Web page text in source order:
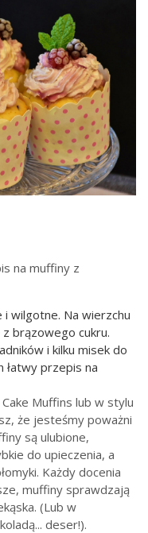
na muffiny z
i wilgotne. Na wierzchu
brązowego cukru.
i kilku misek do
łatwy przepis na
Muffins lub w stylu
że jesteśmy poważni
są ulubione,
do upieczenia, a
Każdy docenia
muffiny sprawdzają
(Lub w
deser!).